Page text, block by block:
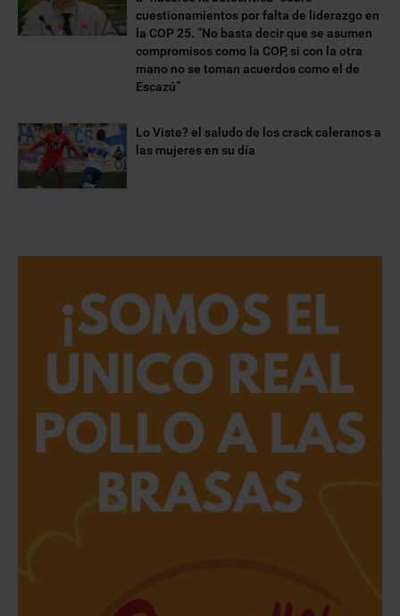
cuestionamientos por falta de liderazgo en
la COP 25. “No basta decir que se asumen
compromisos como la COP, si con la otra
mano no se toman acuerdos como el de
Escazú”
Lo Viste? el saludo de los crack caleranos a
las mujeres en su día